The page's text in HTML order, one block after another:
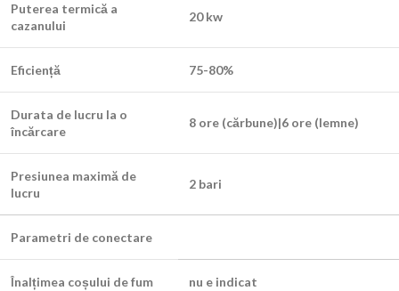
Puterea termică a
cazanului
20 kw
Eficiență 75-80%
Durata de lucru la o
încărcare
8 ore (cărbune)|6 ore (lemne)
Presiunea maximă de
lucru
2 bari
Parametri de conectare
Înalțimea coșului de fum nu e indicat